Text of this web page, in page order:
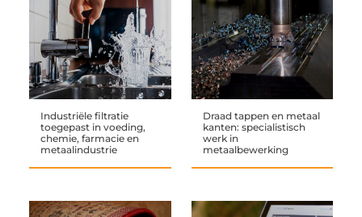
Industriële filtratie
toegepast in voeding,
chemie, farmacie en
metaalindustrie
Draad tappen en metaal
kanten: specialistisch
werk in
metaalbewerking